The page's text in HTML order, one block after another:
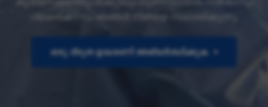
ഒരു ദ്രുത ഉദ്ധരണി അഭ്യർത്ഥിക്കുക